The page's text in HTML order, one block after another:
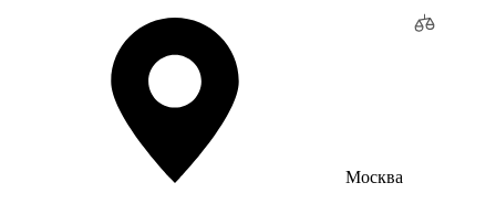
Москва